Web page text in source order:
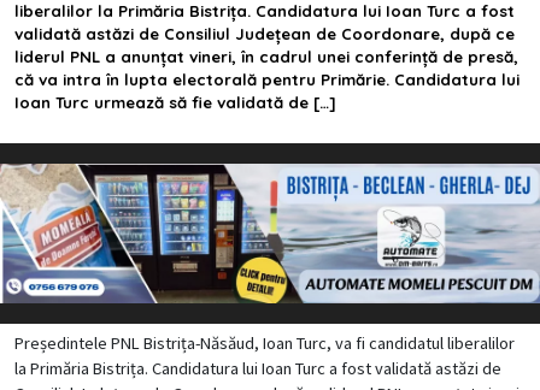
liberalilor la Primăria Bistrița. Candidatura lui Ioan Turc a fost
validată astăzi de Consiliul Județean de Coordonare, după ce
liderul PNL a anunțat vineri, în cadrul unei conferință de presă,
că va intra în lupta electorală pentru Primărie. Candidatura lui
Ioan Turc urmează să fie validată de […]
Președintele PNL Bistrița-Năsăud, Ioan Turc, va fi candidatul liberalilor
la Primăria Bistrița. Candidatura lui Ioan Turc a fost validată astăzi de